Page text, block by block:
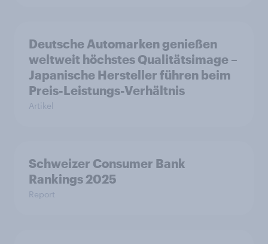
Deutsche Automarken genießen
weltweit höchstes Qualitätsimage –
Japanische Hersteller führen beim
Preis-Leistungs-Verhältnis
Artikel
Schweizer Consumer Bank
Rankings 2025
Report